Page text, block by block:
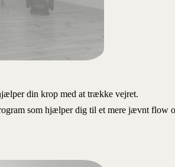
din krop med at trække vejret.
som hjælper dig til et mere jævnt flow